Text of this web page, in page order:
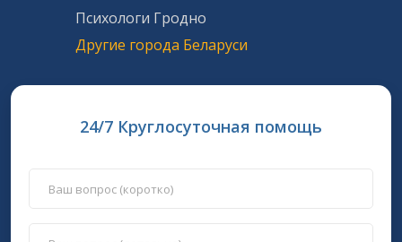
Психологи Гродно
Другие города Беларуси
24/7 Круглосуточная помощь